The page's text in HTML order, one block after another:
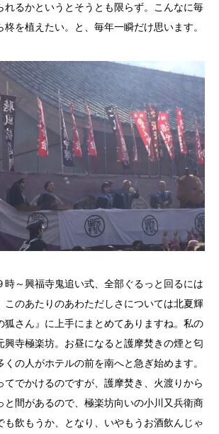
れるかというとそうとも限らず。こんなに毎
を植えたい。と、毎年一瞬だけ思います。
時～興福寺鬼追い式、全部ぐるっと回るには
このあたりのあわただしさについては北夏輝
狐さん』に上手にまとめてありますね。私の
興寺極楽坊。お昼になると護摩焚きの煙と匂
くの人がホテルの前を南へと急ぎ始めます。
てでかけるのですが、護摩焚き、火渡りから
と間があるので、極楽坊向いの小川又兵衛商
も飲もうか、となり、いやもうお酒飲んじゃ